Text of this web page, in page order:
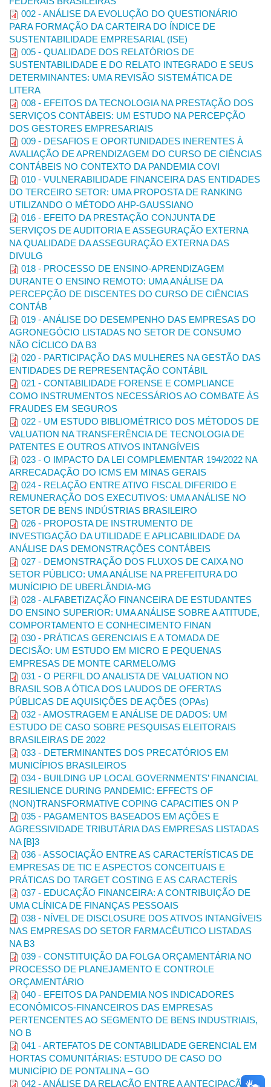
- Brenda Cristina de Oliveira Rodrigues
Petianos:
Alisson de Souza Chaves
Geovanna Silva Nunes
João Pedro Maia Moraes
Karolyne Costa da Silva
Lavínia Gonçalves Porto
pelos autores nas apresentações precedentes.
O envio dos trabalhos ao 5º Congresso UFU de Contabilidade
deve ser de forma eletrônica. O limite de submissão de
trabalhos por autor (incluindo coautoria) é de no máximo
(três)trabalhos, e o número de autores por trabalho é de no
máximo4 (quatro)autores. Todos os autores e coautores
deverão ser inseridos no sistema no momento da submissão
dos artigos, não sendo permitida a inclusão de autores e
coautores posterior à submissão.
Critérios de Julgamento
Os trabalhos devem abordar assuntos dentro das áreas
temáticas do 5º Congresso UFU de Contabilidade.
Os trabalhos completos submetidos à apreciação do Comitê
Científico do Congresso são encaminhados para avaliação no
sistema doubleblind reviewpara dois ou três avaliadores
hoc, todos pesquisadores nas respectivas áreas.
Os originais são analisados quanto à inovação, profundidade,
clareza, referencial teórico, análise dos resultados e conclusões
apresentadas.
Diretrizes para submissão de
trabalhos
Os autores devem observar as normas editoriais para a
submissão dos trabalhos.
Os trabalhos podem ser redigidos em português, espanhol ou
inglês, com no mínimo 10 e no máximo 20 páginas.
Títulos das seções e subseções:Os títulos das seções
primárias devem estar escritos em letras maiúsculas (Ex: 1
INTRODUÇÃO; 2 REFERENCIAL TEÓRICO); os títulos das
seções secundárias (subtítulos) devem conter apenas a letra
inicial de cada palavra maiúscula (Ex: 2.1 Teoria Positiva da
Contabilidade). Os títulos das seções terciárias devem conter
apenas a letra inicial da primeira palavra maiúscula (Ex: 2.1.1
Teoria funcionalista).
Em todos os casos, os títulos devem estar localizados no canto
esquerdo da página e em negrito; fonte Times New Roman,
tamanho 12. Os títulos das seções e os subtítulos devem ser
precedidos de numeração arábica progressiva sem ponto (ex: 1
INTRODUÇÃO; 2 TÍTULO A; 2.1 Subtítulo de A) e devem estar
separados do texto anterior e posterior pelo espaço de uma
linha.
Resumo do trabalho:Sem entrada de parágrafo e texto
corrido, espaço simples entre linhas, sem negrito, até 250
palavras.
Palavras-chave:três a cinco, separadas por ponto e vírgula.
Papel:A4 (210 x 297 mm).
Orientação do papel:retrato.
Margens : 3cm superior e esquerda, 2cm inferior e direita.
Fonte para texto:Times New Roman, tamanho 12.
Figuras, gráficos, quadros e tabelas:
-Fonte Times New Roman, tamanho 10;
- Não usar colorido e fazê-las da largura do texto.
- Não colar tabelas no formato de figura. Essas devem estar no
corpo do texto.
Espaçamento entre linhas: simples e sem espaço entre
parágrafos.
Alinhamento:justificado, para os parágrafos, com recuo de
1,25 cm na primeira linha.
Paginação:inserir número de páginas no rodapé com
alinhamento ao lado direito.
Citações e referências:devem obedecer às normas atuais da
ABNT.
Siglas:
quando aparecem pela primeira vez no texto, a forma
dos nomes precede as siglas, colocadas entre parênteses.
Exemplo: Universidade Federal de Uberlândia (UFU).
Notas de rodapé: não devem ser colocadas no rodapé, mas
inseridas como notas de final de texto. Caso haja notas de
agradecimento, deverão ser inseridas apenas após o processo
de aprovação.
Citações e Referências de acordo com as normas atuais da
ABNT:
002 - ANÁLISE DA EVOLUÇÃO DO QUESTIONÁRIO
PARA FORMAÇÃO DA CARTEIRA DO ÍNDICE DE
SUSTENTABILIDADE EMPRESARIAL (ISE)
005 - QUALIDADE DOS RELATÓRIOS DE
SUSTENTABILIDADE E DO RELATO INTEGRADO E SEUS
DETERMINANTES: UMA REVISÃO SISTEMÁTICA DE
LITERA
008 - EFEITOS DA TECNOLOGIA NA PRESTAÇÃO DOS
SERVIÇOS CONTÁBEIS: UM ESTUDO NA PERCEPÇÃO
DOS GESTORES EMPRESARIAIS
009 - DESAFIOS E OPORTUNIDADES INERENTES À
AVALIAÇÃO DE APRENDIZAGEM DO CURSO DE CIÊNCIAS
CONTÁBEIS NO CONTEXTO DA PANDEMIA COVI
010 - VULNERABILIDADE FINANCEIRA DAS ENTIDADES
DO TERCEIRO SETOR: UMA PROPOSTA DE RANKING
UTILIZANDO O MÉTODO AHP-GAUSSIANO
016 - EFEITO DA PRESTAÇÃO CONJUNTA DE
SERVIÇOS DE AUDITORIA E ASSEGURAÇÃO EXTERNA
NA QUALIDADE DA ASSEGURAÇÃO EXTERNA DAS
DIVULG
018 - PROCESSO DE ENSINO-APRENDIZAGEM
DURANTE O ENSINO REMOTO: UMA ANÁLISE DA
PERCEPÇÃO DE DISCENTES DO CURSO DE CIÊNCIAS
CONTÁB
019 - ANÁLISE DO DESEMPENHO DAS EMPRESAS DO
AGRONEGÓCIO LISTADAS NO SETOR DE CONSUMO
NÃO CÍCLICO DA B3
020 - PARTICIPAÇÃO DAS MULHERES NA GESTÃO DAS
ENTIDADES DE REPRESENTAÇÃO CONTÁBIL
021 - CONTABILIDADE FORENSE E COMPLIANCE
COMO INSTRUMENTOS NECESSÁRIOS AO COMBATE ÀS
FRAUDES EM SEGUROS
022 - UM ESTUDO BIBLIOMÉTRICO DOS MÉTODOS DE
VALUATION NA TRANSFERÊNCIA DE TECNOLOGIA DE
PATENTES E OUTROS ATIVOS INTANGÍVEIS
023 - O IMPACTO DA LEI COMPLEMENTAR 194/2022 NA
ARRECADAÇÃO DO ICMS EM MINAS GERAIS
024 - RELAÇÃO ENTRE ATIVO FISCAL DIFERIDO E
REMUNERAÇÃO DOS EXECUTIVOS: UMA ANÁLISE NO
SETOR DE BENS INDÚSTRIAS BRASILEIRO
026 - PROPOSTA DE INSTRUMENTO DE
INVESTIGAÇÃO DA UTILIDADE E APLICABILIDADE DA
ANÁLISE DAS DEMONSTRAÇÕES CONTÁBEIS
027 - DEMONSTRAÇÃO DOS FLUXOS DE CAIXA NO
SETOR PÚBLICO: UMA ANÁLISE NA PREFEITURA DO
MUNÍCIPIO DE UBERLÂNDIA-MG
028 - ALFABETIZAÇÃO FINANCEIRA DE ESTUDANTES
DO ENSINO SUPERIOR: UMA ANÁLISE SOBRE A ATITUDE,
COMPORTAMENTO E CONHECIMENTO FINAN
030 - PRÁTICAS GERENCIAIS E A TOMADA DE
DECISÃO: UM ESTUDO EM MICRO E PEQUENAS
EMPRESAS DE MONTE CARMELO/MG
031 - O PERFIL DO ANALISTA DE VALUATION NO
BRASIL SOB A ÓTICA DOS LAUDOS DE OFERTAS
PÚBLICAS DE AQUISIÇÕES DE AÇÕES (OPAs)
032 - AMOSTRAGEM E ANÁLISE DE DADOS: UM
ESTUDO DE CASO SOBRE PESQUISAS ELEITORAIS
BRASILEIRAS DE 2022
033 - DETERMINANTES DOS PRECATÓRIOS EM
MUNICÍPIOS BRASILEIROS
034 - BUILDING UP LOCAL GOVERNMENTS’ FINANCIAL
RESILIENCE DURING PANDEMIC: EFFECTS OF
(NON)TRANSFORMATIVE COPING CAPACITIES ON P
035 - PAGAMENTOS BASEADOS EM AÇÕES E
AGRESSIVIDADE TRIBUTÁRIA DAS EMPRESAS LISTADAS
NA [B]3
036 - ASSOCIAÇÃO ENTRE AS CARACTERÍSTICAS DE
EMPRESAS DE TIC E ASPECTOS CONCEITUAIS E
PRÁTICAS DO TARGET COSTING E AS CARACTERÍS
037 - EDUCAÇÃO FINANCEIRA: A CONTRIBUIÇÃO DE
UMA CLÍNICA DE FINANÇAS PESSOAIS
038 - NÍVEL DE DISCLOSURE DOS ATIVOS INTANGÍVEIS
NAS EMPRESAS DO SETOR FARMACÊUTICO LISTADAS
NA B3
039 - CONSTITUIÇÃO DA FOLGA ORÇAMENTÁRIA NO
PROCESSO DE PLANEJAMENTO E CONTROLE
ORÇAMENTÁRIO
040 - EFEITOS DA PANDEMIA NOS INDICADORES
ECONÔMICOS-FINANCEIROS DAS EMPRESAS
PERTENCENTES AO SEGMENTO DE BENS INDUSTRIAIS,
NO B
041 - ARTEFATOS DE CONTABILIDADE GERENCIAL EM
HORTAS COMUNITÁRIAS: ESTUDO DE CASO DO
MUNICÍPIO DE PONTALINA – GO
042 - ANÁLISE DA RELAÇÃO ENTRE A ANTECIPAÇÃO,